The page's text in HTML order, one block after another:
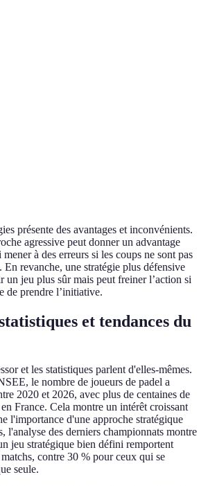
présente des avantages et inconvénients.
agressive peut donner un advantage
à des erreurs si les coups ne sont pas
En revanche, une stratégie plus défensive
un jeu plus sûr mais peut freiner l’action si
de prendre l’initiative.
et tendances du
et les statistiques parlent d'elles-mêmes.
le nombre de joueurs de padel a
2020 et 2026, avec plus de centaines de
France. Cela montre un intérêt croissant
l'importance d'une approche stratégique
l'analyse des derniers championnats montre
jeu stratégique bien défini remportent
contre 30 % pour ceux qui se
seule.